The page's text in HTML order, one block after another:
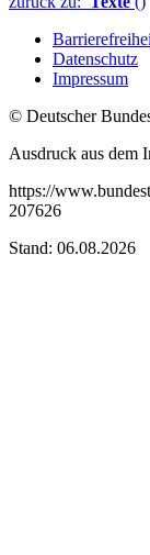
Datenschutz
Impressum
© Deutscher
Ausdruck aus dem
https://
207626
Stand: 06.08.2026